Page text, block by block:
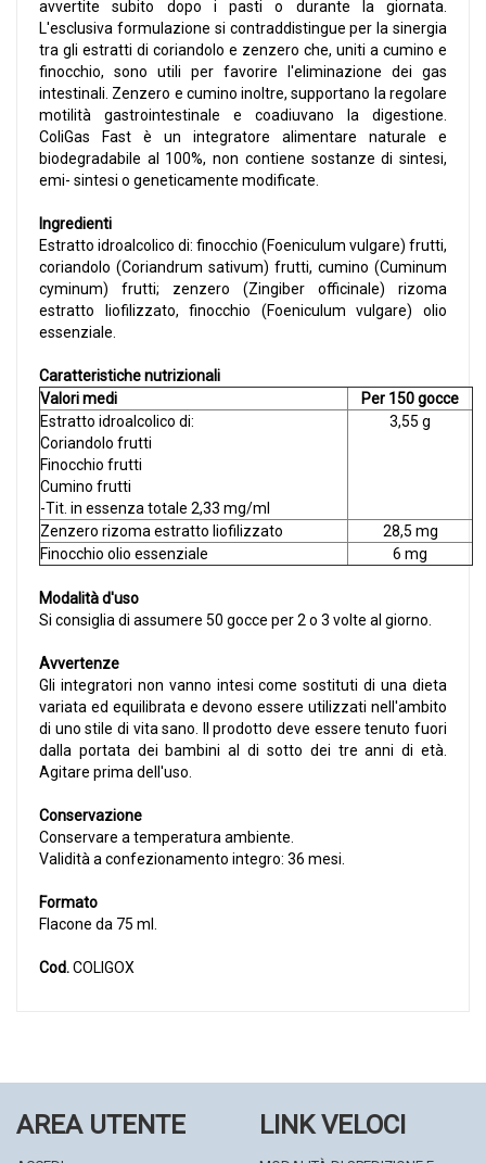
avvertite subito dopo i pasti o durante la giornata.
L'esclusiva formulazione si contraddistingue per la sinergia
tra gli estratti di coriandolo e zenzero che, uniti a cumino e
finocchio, sono utili per favorire l'eliminazione dei gas
intestinali. Zenzero e cumino inoltre, supportano la regolare
motilità gastrointestinale e coadiuvano la digestione.
ColiGas Fast è un integratore alimentare naturale e
biodegradabile al 100%, non contiene sostanze di sintesi,
emi- sintesi o geneticamente modificate.
Ingredienti
Estratto idroalcolico di: finocchio (Foeniculum vulgare) frutti,
coriandolo (Coriandrum sativum) frutti, cumino (Cuminum
cyminum) frutti; zenzero (Zingiber officinale) rizoma
estratto liofilizzato, finocchio (Foeniculum vulgare) olio
essenziale.
Caratteristiche nutrizionali
Valori medi
Per 150 gocce
Estratto idroalcolico di:
Coriandolo frutti
Finocchio frutti
Cumino frutti
-Tit. in essenza totale 2,33 mg/ml
3,55 g
Zenzero rizoma estratto liofilizzato
28,5 mg
Finocchio olio essenziale
6 mg
Modalità d'uso
Si consiglia di assumere 50 gocce per 2 o 3 volte al giorno.
Avvertenze
Gli integratori non vanno intesi come sostituti di una dieta
variata ed equilibrata e devono essere utilizzati nell'ambito
di uno stile di vita sano. Il prodotto deve essere tenuto fuori
dalla portata dei bambini al di sotto dei tre anni di età.
Agitare prima dell'uso.
Conservazione
Conservare a temperatura ambiente.
Validità a confezionamento integro: 36 mesi.
Formato
Flacone da 75 ml.
Cod.COLIGOX
AREA UTENTE LINK VELOCI